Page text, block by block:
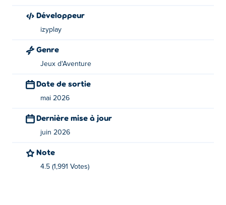
premier jeu sur Poki !
gratuitement ?
Poki.
mobiles et ordinateurs de bureau ?
mobiles tels que téléphones et tablettes.
Développeur
izyplay
Genre
Jeux d'Aventure
Date de sortie
mai 2026
Dernière mise à jour
juin 2026
Note
4.5 (1,991 Votes)